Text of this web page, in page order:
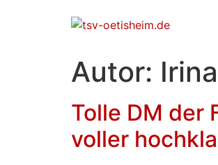
Autor: Irina
Tolle DM der
voller